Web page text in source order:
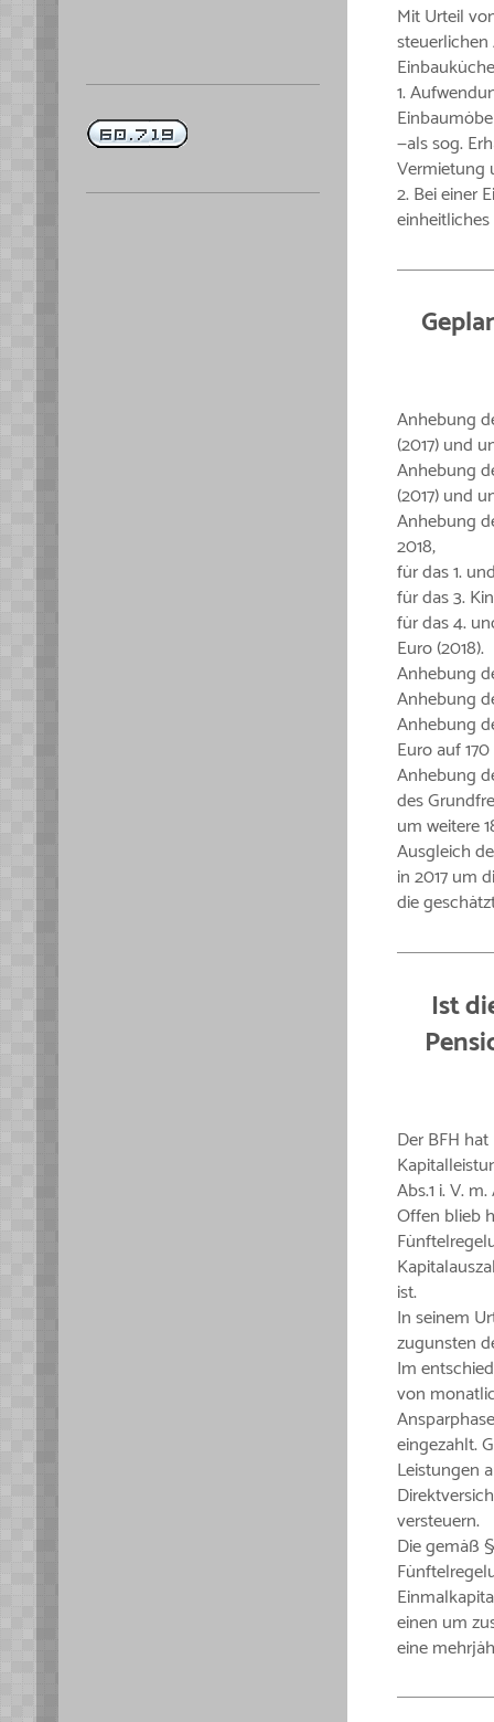
Mit Urteil
1.
—als sog.
Vermietung
2. Bei einer
Anhebung
(2017) und
Anhebung
(2017) und
Anhebung
2018;
für das 1.
für das 3.
für das 4.
Euro (2018).
Anhebung
Anhebung
Anhebung
Euro auf
Anhebung
des
um weitere
Ausgleich
in 2017 um
die
Ist
Der BFH hat
Abs.1 i. V.
Offen blieb
ist.
In seinem
zugunsten
Im
von
eingezahlt.
Leistungen
versteuern.
Die gemäß
einen um
eine